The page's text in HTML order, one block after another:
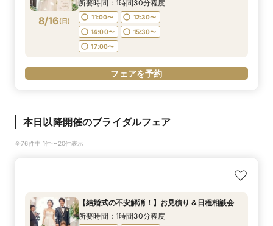
8/16(日)
所要時間：1時間30分程度
11:00〜
12:30〜
14:00〜
15:30〜
17:00〜
フェアを予約
本日以降開催のブライダルフェア
全76件中 1件〜20件表示
【結婚式の不安解消！】お見積り＆日程相談会
所要時間：1時間30分程度